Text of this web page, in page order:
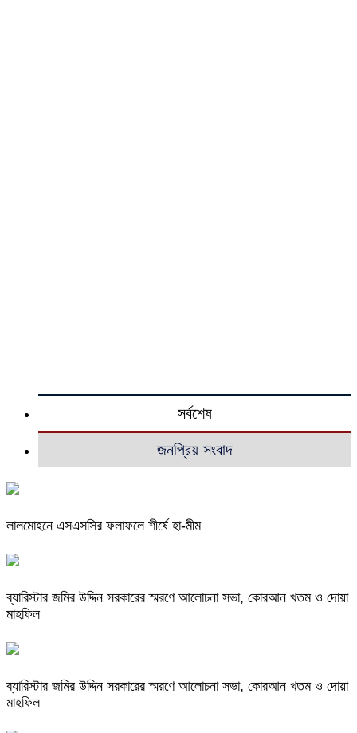
সর্বশেষ
জনপ্রিয় সংবাদ
লালমোহনে এসএসসির ফলাফলে শীর্ষে হা-মীম
ব্যারিস্টার জমির উদ্দিন সরকারের স্মরণে আলোচনা সভা, কোরআন খতম ও দোয়া
মাহফিল
ব্যারিস্টার জমির উদ্দিন সরকারের স্মরণে আলোচনা সভা, কোরআন খতম ও দোয়া
মাহফিল